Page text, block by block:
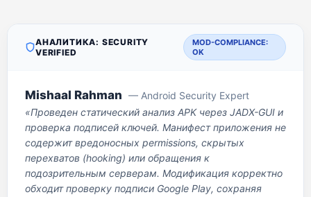
АНАЛИТИКА: SECURITY
VERIFIED
MOD-COMPLIANCE:
OK
Mishaal Rahman — Android Security Expert
«Проведен статический анализ APK через JADX-GUI и
проверка подписей ключей. Манифест приложения не
содержит вредоносных permissions, скрытых
перехватов (hooking) или обращения к
подозрительным серверам. Модификация корректно
обходит проверку подписи Google Play, сохраняя